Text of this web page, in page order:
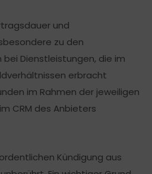
und
zu den
Dienstleistungen, die im
erbracht
im Rahmen der jeweiligen
CRM des Anbieters
Kündigung aus